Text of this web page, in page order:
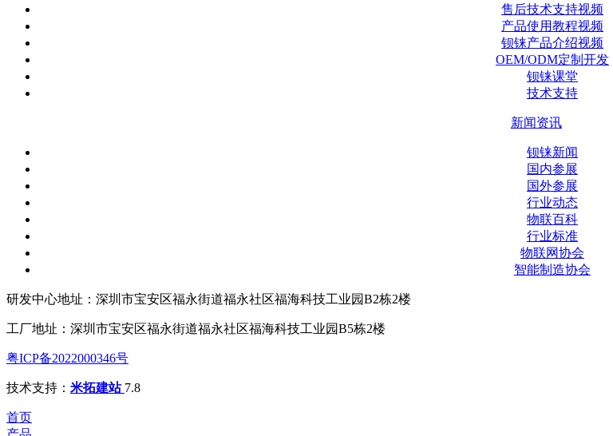
售后技术支持视频
产品使用教程视频
钡铼产品介绍视频
OEM/ODM定制开发
钡铼课堂
技术支持
新闻资讯
钡铼新闻
国内参展
国外参展
行业动态
物联百科
行业标准
物联网协会
智能制造协会
研发中心地址：深圳市宝安区福永街道福永社区福海科技工业园B2栋2楼
工厂地址：深圳市宝安区福永街道福永社区福海科技工业园B5栋2楼
粤ICP备2022000346号
技术支持： 米拓建站 7.8
首页